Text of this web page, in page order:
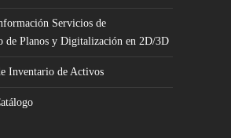
Servicios de
de Planos y Digitalización en 2D/3D
Inventario de Activos